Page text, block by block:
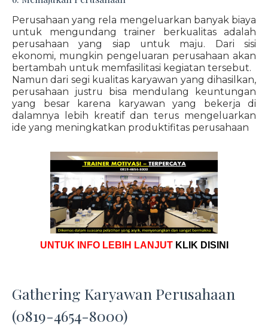
Perusahaan yang rela mengeluarkan banyak biaya
untuk mengundang trainer berkualitas adalah
perusahaan yang siap untuk maju. Dari sisi
ekonomi, mungkin pengeluaran perusahaan akan
bertambah untuk memfasilitasi kegiatan tersebut.
Namun dari segi kualitas karyawan yang dihasilkan,
perusahaan justru bisa mendulang keuntungan
yang besar karena karyawan yang bekerja di
dalamnya lebih kreatif dan terus mengeluarkan
ide yang meningkatkan produktifitas perusahaan
UNTUK INFO LEBIH LANJUT KLIK DISINI
Gathering Karyawan Perusahaan
(0819-4654-8000)